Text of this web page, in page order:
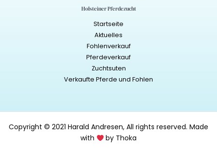
Holsteiner Pferdezucht
Startseite
Aktuelles
Fohlenverkauf
Pferdeverkauf
Zuchtsuten
Verkaufte Pferde und Fohlen
Copyright © 2021 Harald Andresen, All rights reserved. Made
with
by Thoka